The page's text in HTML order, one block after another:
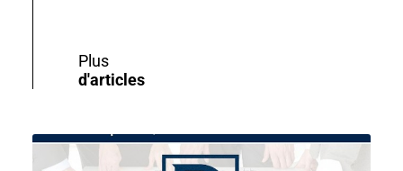
Plus
d'articles